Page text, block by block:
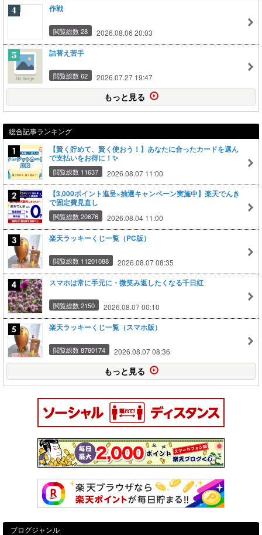
作戦
閲覧総数 28 2026.08.06 20:03
詰替え苦手
閲覧総数 62 2026.07.27 19:47
もっと見る
総合記事ランキング
【賢く貯めて、賢く使おう！】あなたに合ったカードを選ん
で支払いをお得に！✨
閲覧総数 11637 2026.08.07 11:00
【3,000ポイント進呈×抽選キャンペーン実施中】楽天でんき
で固定費見直し
閲覧総数 20676 2026.08.04 11:00
楽天ラッキーくじ一覧（PC版）
閲覧総数 11201088 2026.08.07 08:35
スマホは常に手元に・微笑み返したくなる千日紅
閲覧総数 2150 2026.08.07 00:10
楽天ラッキーくじ一覧（スマホ版）
閲覧総数 8780174 2026.08.07 08:36
もっと見る
ブログジャンル